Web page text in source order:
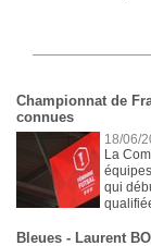
Championnat de
connues
18/06/
La
qui
Bleues - Laurent